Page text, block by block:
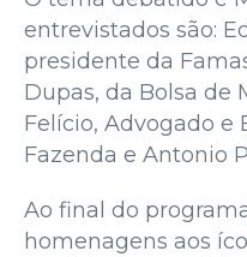
entrevistados são:
presidente da
Dupas, da Bolsa de
Felício, Advogado e
Fazenda e Antonio
Ao final do
homenagens aos